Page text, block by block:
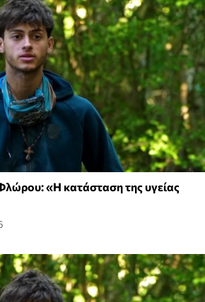
«Η κατάσταση της υγείας